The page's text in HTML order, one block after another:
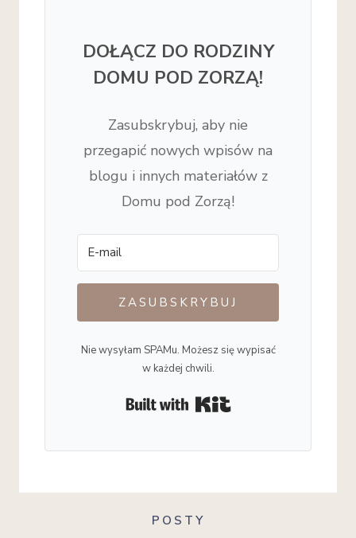
DOŁĄCZ DO RODZINY
DOMU POD ZORZĄ!
Zasubskrybuj, aby nie
przegapić nowych wpisów na
blogu i innych materiałów z
Domu pod Zorzą!
ZASUBSKRYBUJ
Nie wysyłam SPAMu. Możesz się wypisać
w każdej chwili.
POSTY